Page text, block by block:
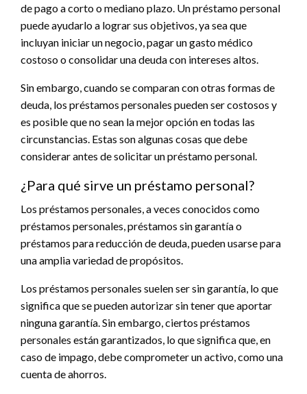
de pago a corto o mediano plazo. Un préstamo personal
puede ayudarlo a lograr sus objetivos, ya sea que
incluyan iniciar un negocio, pagar un gasto médico
costoso o consolidar una deuda con intereses altos.
Sin embargo, cuando se comparan con otras formas de
deuda, los préstamos personales pueden ser costosos y
es posible que no sean la mejor opción en todas las
circunstancias. Estas son algunas cosas que debe
considerar antes de solicitar un préstamo personal.
¿Para qué sirve un préstamo personal?
Los préstamos personales, a veces conocidos como
préstamos personales, préstamos sin garantía o
préstamos para reducción de deuda, pueden usarse para
una amplia variedad de propósitos.
Los préstamos personales suelen ser sin garantía, lo que
significa que se pueden autorizar sin tener que aportar
ninguna garantía. Sin embargo, ciertos préstamos
personales están garantizados, lo que significa que, en
caso de impago, debe comprometer un activo, como una
cuenta de ahorros.